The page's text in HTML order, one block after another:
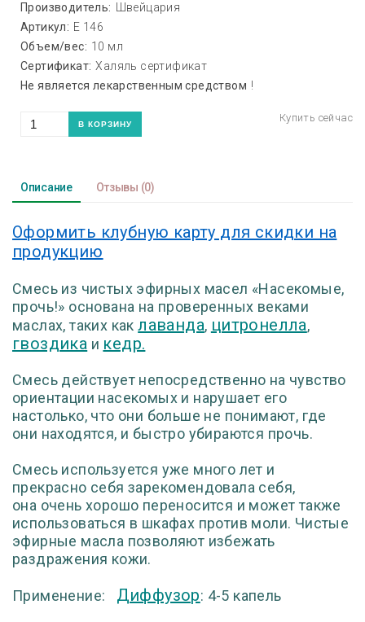
Производитель:
Швейцария
Артикул: E 146
Объем/вес: 10 мл
Сертификат: Халяль сертификат
Не является лекарственным средством !
Описание Отзывы (0)
Оформить клубную карту для скидки на
продукцию
Смесь из чистых эфирных масел «Насекомые,
прочь!» основана на проверенных веками
маслах, таких каклаванда, цитронелла,
гвоздика и кедр.
Смесь действует непосредственно на чувство
ориентации насекомых и нарушает его
настолько, что они больше не понимают, где
они находятся, и быстро убираются прочь.
Смесь используется уже много лет и
прекрасно себя зарекомендовала себя,
она очень хорошо переносится и может также
использоваться в шкафах против моли. Чистые
эфирные масла позволяют избежать
раздражения кожи.
Применение: Диффузор: 4-5 капель